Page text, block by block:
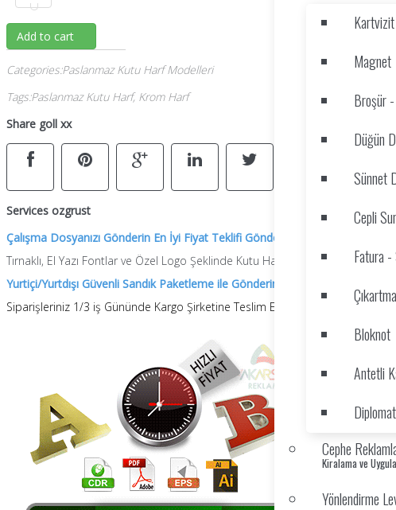
Kartvizit
Magnet
Broşür -
Düğün
Sünnet
Cepli
Fatura
Bloknot
Antetli
Cephe
Kiralama ve
Yönlendirme
Add to cart
Categories:Paslanmaz Kutu Harf Modelleri
Tags:Paslanmaz Kutu Harf, Krom Harf
Share goll xx
Services ozgrust
Çalışma Dosyanızı Gönderin En İyi Fiyat Teklifi Gönderelim.
Tırnaklı, El Yazı Fontlar ve Özel Logo Şeklinde Kutu Harf Üretimi Yapılır.
Yurtiçi/Yurtdışı Güvenli Sandık Paketleme ile Gönderim Yapılır.
Siparişleriniz 1/3 iş Gününde Kargo Şirketine Teslim Ederiz.